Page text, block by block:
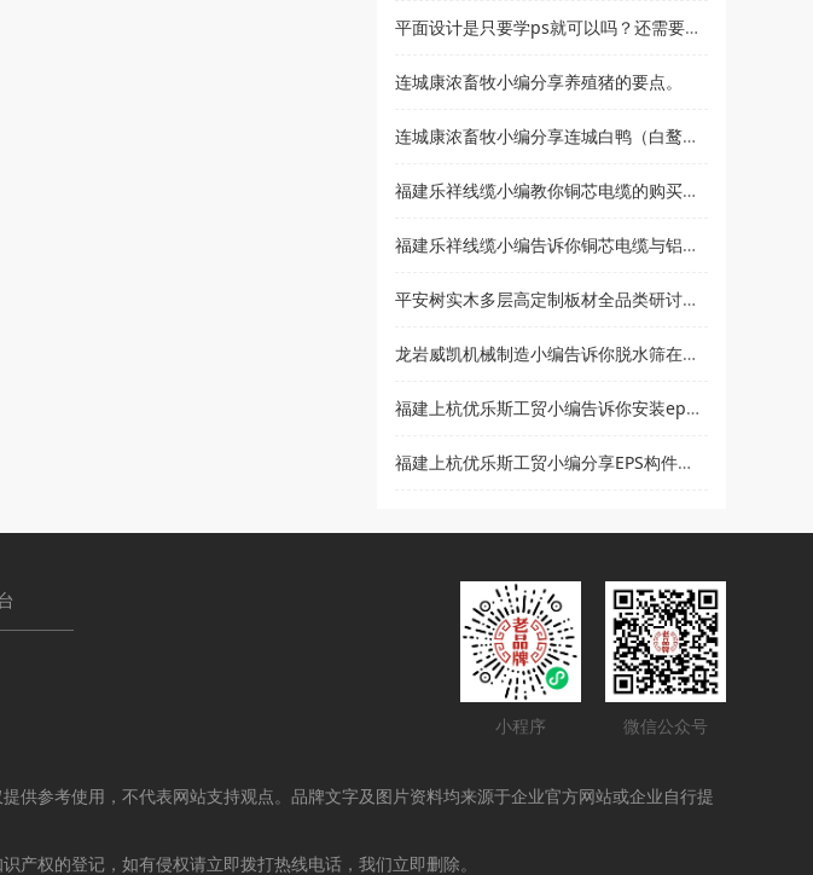
平面设计是只要学ps就可以吗？还需要学什么？和高新教育小编来了解
连城康浓畜牧小编分享养殖猪的要点。
连城康浓畜牧小编分享连城白鸭（白鹜鸭）简介
福建乐祥线缆小编教你铜芯电缆的购买技巧？
福建乐祥线缆小编告诉你铜芯电缆与铝芯电缆各有什么优点
平安树实木多层高定制板材全品类研讨会暨2021***经销商大会即将盛大召开
龙岩威凯机械制造小编告诉你脱水筛在使用时要注意哪些事项
福建上杭优乐斯工贸小编告诉你安装eps线条的注意事项
福建上杭优乐斯工贸小编分享EPS构件的应用领域
小程序
微信公众号
供参考使用，不代表网站支持观点。品牌文字及图片资料均来源于企业官方网站或企业自行提
产权的登记，如有侵权请立即拨打热线电话，我们立即删除。